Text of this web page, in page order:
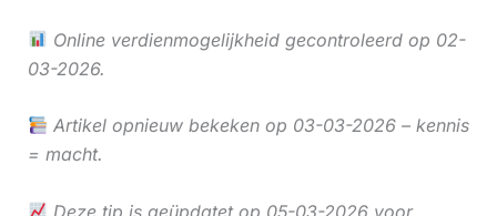
Online verdienmogelijkheid gecontroleerd op 02-
03-2026.
Artikel opnieuw bekeken op 03-03-2026 – kennis
= macht.
Deze tip is geüpdatet op 05-03-2026 voor